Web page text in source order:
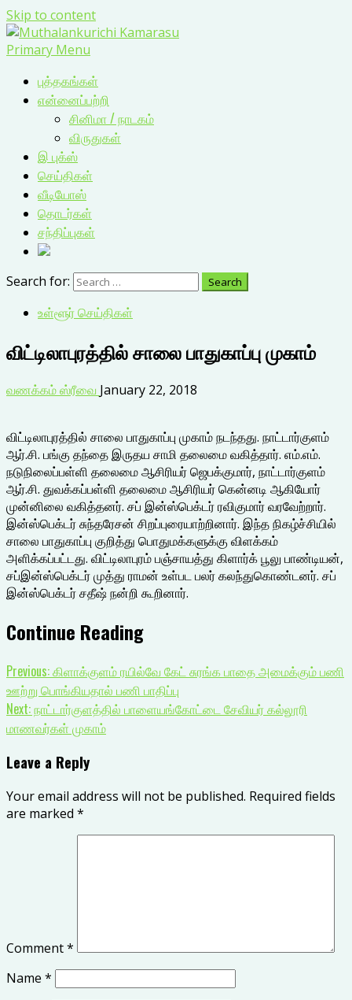
Skip to content
Primary Menu
புத்தகங்கள்
என்னைப்பற்றி
சினிமா / நாடகம்
விருதுகள்
இ புக்ஸ்
செய்திகள்
வீடியோஸ்
தொடர்கள்
சந்திப்புகள்
Search for:
உள்ளூர் செய்திகள்
விட்டிலாபுரத்தில் சாலை பாதுகாப்பு முகாம்
வணக்கம் ஸ்ரீவை January 22, 2018
விட்டிலாபுரத்தில் சாலை பாதுகாப்பு முகாம் நடந்தது. நாட்டார்குளம்
ஆர்.சி. பங்கு தந்தை இருதய சாமி தலைமை வகித்தார். எம்.எம்.
நடுநிலைப்பள்ளி தலைமை ஆசிரியர் ஜெபக்குமார், நாட்டார்குளம்
ஆர்.சி. துவக்கப்பள்ளி தலைமை ஆசிரியர் கென்னடி ஆகியோர்
முன்னிலை வகித்தனர். சப் இன்ஸ்பெக்டர் ரவிகுமார் வரவேற்றார்.
இன்ஸ்பெக்டர் சுந்தரேசன் சிறப்புரையாற்றினார். இந்த நிகழ்ச்சியில்
சாலை பாதுகாப்பு குறித்து பொதுமக்களுக்கு விளக்கம்
அளிக்கப்பட்டது. விட்டிலாபுரம் பஞ்சாயத்து கிளார்க் பூலு பாண்டியன்,
சப்இன்ஸ்பெக்டர் முத்து ராமன் உள்பட பலர் கலந்துகொண்டனர். சப்
இன்ஸ்பெக்டர் சதீஷ் நன்றி கூறினார்.
Continue Reading
Previous:கிளாக்குளம் ரயில்வே கேட் சுரங்க பாதை அமைக்கும் பணி
ஊற்று பொங்கியதால் பணி பாதிப்பு
Next:நாட்டார்குளத்தில் பாளையங்கோட்டை சேவியர் கல்லூரி
மாணவர்கள் முகாம்
Leave a Reply
Your email address will not be published. Required fields
are marked *
Comment*
Name *